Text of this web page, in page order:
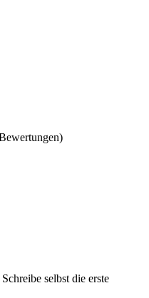
selbst die erste